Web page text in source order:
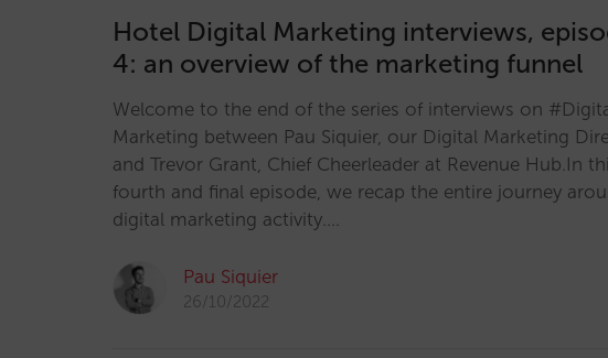
Hotel Digital Marketing interviews,
4: an overview of the marketing funnel
Welcome to the end of the series of interviews on
Marketing between Pau Siquier, our Digital Marketing
and Trevor Grant, Chief Cheerleader at Revenue Hub.In
fourth and final episode, we recap the entire journey
digital marketing activity.…
Pau Siquier
26/10/2022